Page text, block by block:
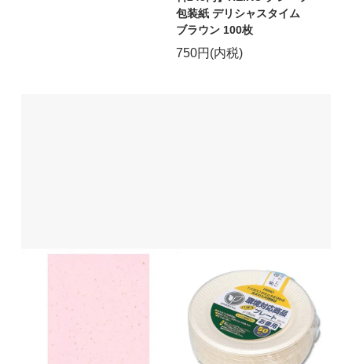
包装紙 デリシャスタイム
ブラウン 100枚
750円(内税)